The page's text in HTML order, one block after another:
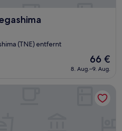
(TNE) entfernt
Der
Preis
beträgt
66 €
8. Aug.–9. Aug.